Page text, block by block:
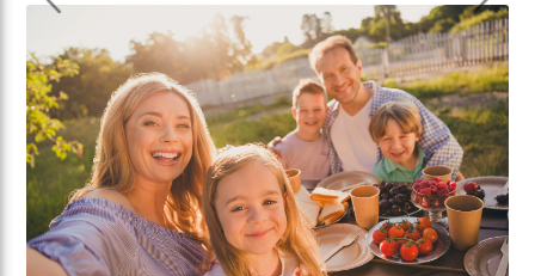
Dietro